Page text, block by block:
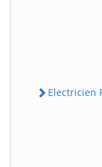
Electricien